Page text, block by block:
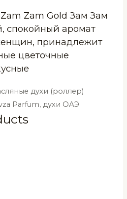
Zam Gold Зам Зам
спокойный аромат
принадлежит
цветочные
духи (роллер)
Parfum, духи ОАЭ